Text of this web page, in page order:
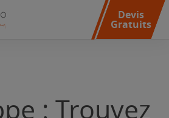
Devis
Gratuits
: Trouvez